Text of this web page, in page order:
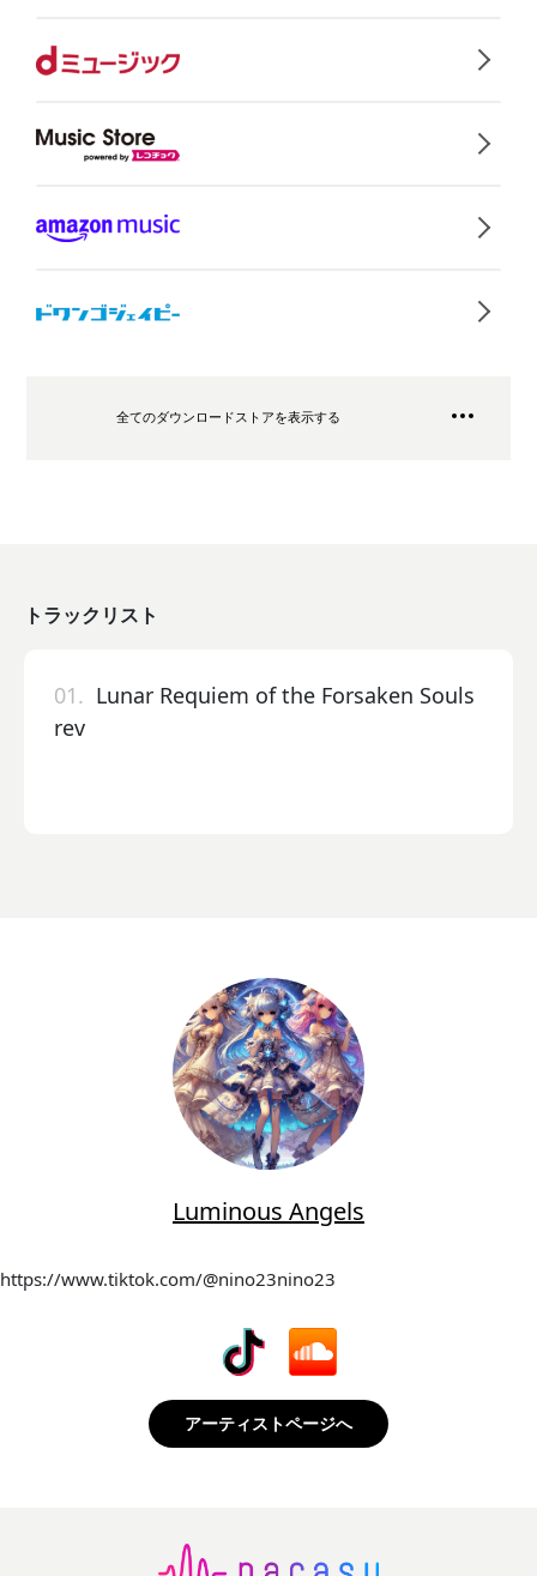
全てのダウンロードストアを表示する
トラックリスト
01. Lunar Requiem of the Forsaken Souls
rev
Luminous Angels
https://www.tiktok.com/@nino23nino23
アーティストページへ